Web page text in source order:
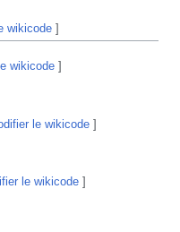
wikicode ]
wikicode ]
le wikicode ]
le wikicode ]